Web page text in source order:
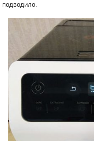
подводило.